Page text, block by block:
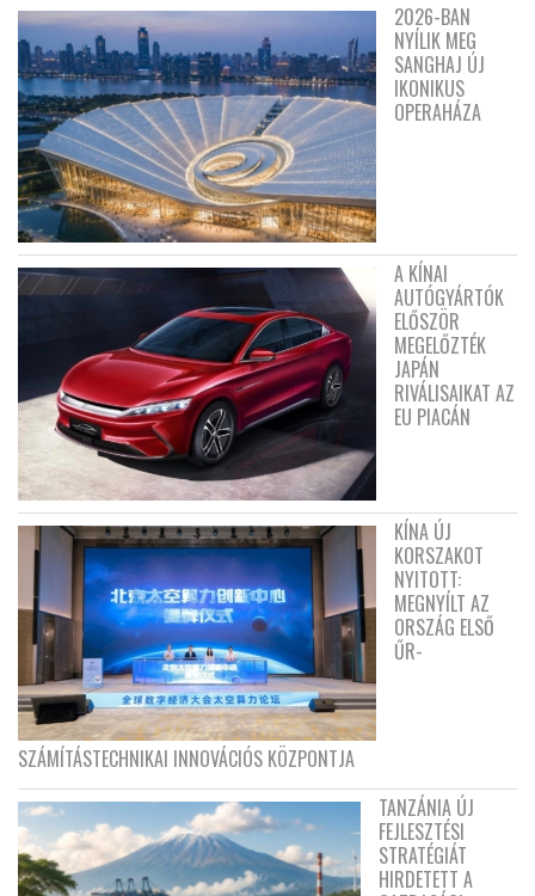
2026-BAN
NYÍLIK MEG
SANGHAJ ÚJ
IKONIKUS
OPERAHÁZA
A KÍNAI
AUTÓGYÁRTÓK
ELŐSZÖR
MEGELŐZTÉK
JAPÁN
RIVÁLISAIKAT AZ
EU PIACÁN
KÍNA ÚJ
KORSZAKOT
NYITOTT:
MEGNYÍLT AZ
ORSZÁG ELSŐ
ŰR-
SZÁMÍTÁSTECHNIKAI INNOVÁCIÓS KÖZPONTJA
TANZÁNIA ÚJ
FEJLESZTÉSI
STRATÉGIÁT
HIRDETETT A